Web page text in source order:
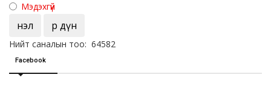
Мэдэхгүй
Үнэл Үр дүн
Нийт саналын тоо: 64582
Facebook